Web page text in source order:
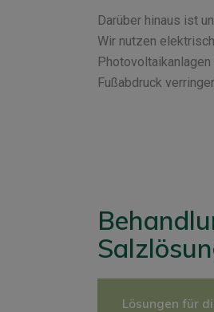
Darüber hinaus ist
Wir nutzen
Fußabdruck
Lösungen für